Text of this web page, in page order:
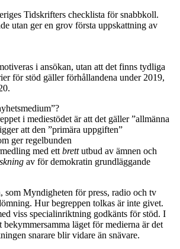
Tidskrifters checklista för snabbkoll.
utan ger en grov första uppskattning av
i ansökan, utan att det finns tydliga
för stöd gäller förhållandena under 2019,
i mediestödet är att det gäller ”allmänna
att den ”primära uppgiften”
ger regelbunden
med ett brettutbud av ämnen och
av för demokratin grundläggande
som Myndigheten för press, radio och tv
Hur begreppen tolkas är inte givet.
viss specialinriktning godkänts för stöd. I
bekymmersamma läget för medierna är det
snarare blir vidare än snävare.